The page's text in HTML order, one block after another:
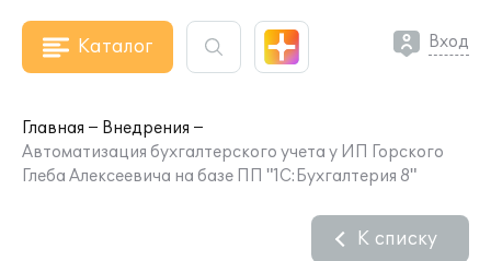
Каталог Вход
Главная
Внедрения
Автоматизация бухгалтерского учета у ИП Горского
Глеба Алексеевича на базе ПП "1С:Бухгалтерия 8"
К списку